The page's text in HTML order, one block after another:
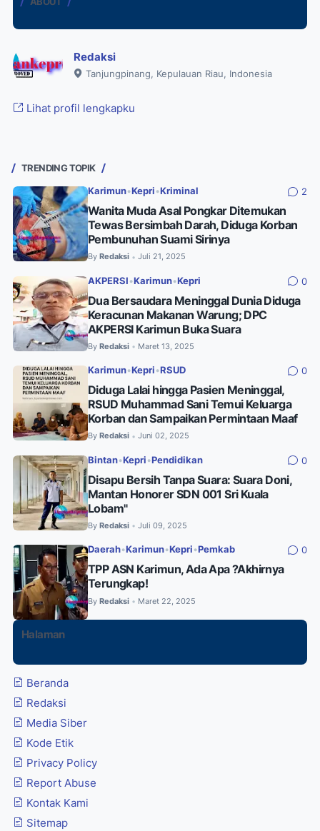
Redaksi
Tanjungpinang, Kepulauan Riau, Indonesia
Lihat profil lengkapku
TRENDING TOPIK
Karimun•Kepri •Kriminal 2
Wanita Muda Asal Pongkar Ditemukan
Tewas Bersimbah Darah, Diduga Korban
Pembunuhan Suami Sirinya
By Redaksi • Juli 21, 2025
AKPERSI •Karimun•Kepri 0
Dua Bersaudara Meninggal Dunia Diduga
Keracunan Makanan Warung; DPC
AKPERSI Karimun Buka Suara
By Redaksi • Maret 13, 2025
Karimun•Kepri •RSUD 0
Diduga Lalai hingga Pasien Meninggal,
RSUD Muhammad Sani Temui Keluarga
Korban dan Sampaikan Permintaan Maaf
By Redaksi • Juni 02, 2025
Bintan•Kepri •Pendidikan 0
Disapu Bersih Tanpa Suara: Suara Doni,
Mantan Honorer SDN 001 Sri Kuala
Lobam"
By Redaksi • Juli 09, 2025
Daerah•Karimun•Kepri •Pemkab 0
TPP ASN Karimun, Ada Apa ?Akhirnya
Terungkap!
By Redaksi • Maret 22, 2025
Halaman
Beranda
Redaksi
Media Siber
Kode Etik
Privacy Policy
Report Abuse
Kontak Kami
Sitemap